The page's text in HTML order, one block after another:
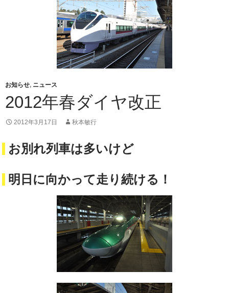
お知らせ, ニュース
2012年春ダイヤ改正
2012年3月17日 秋本敏行
お別れ列車は多いけど
明日に向かって走り続ける！